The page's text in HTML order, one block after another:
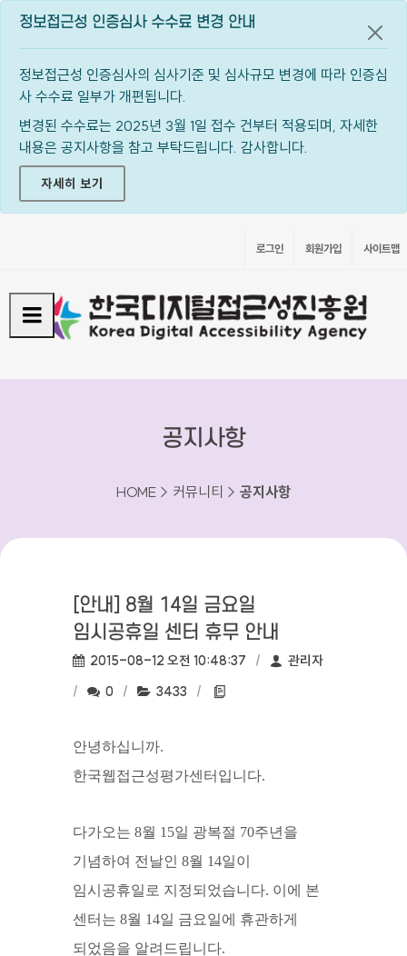
정보접근성 인증심사 수수료 변경 안내
정보접근성 인증심사의 심사기준 및 심사규모 변경에 따라 인증심
사 수수료 일부가 개편됩니다.
변경된 수수료는 2025년 3월 1일 접수 건부터 적용되며, 자세한
내용은 공지사항을 참고 부탁드립니다. 감사합니다.
자세히 보기
공지
로그인 회원가입 사이트맵
공지사항
HOME > 커뮤니티 > 공지사항
[안내] 8월 14일 금요일
임시공휴일 센터 휴무 안내
작성일:
2015-08-12 오전 10:48:37 작성자:
관리자
댓글수:
0 조회수:
3433
안녕하십니까.
한국웹접근성평가센터입니다.
다가오는 8월 15일 광복절 70주년을
기념하여 전날인 8월 14일이
임시공휴일로 지정되었습니다. 이에 본
센터는 8월 14일 금요일에 휴관하게
되었음을 알려드립니다.